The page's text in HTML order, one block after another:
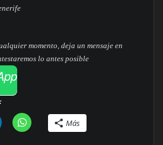
momento, deja un mensaje en
lo antes posible
Más